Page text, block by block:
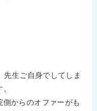
先生ご自身でしてしま
からのオファーがも